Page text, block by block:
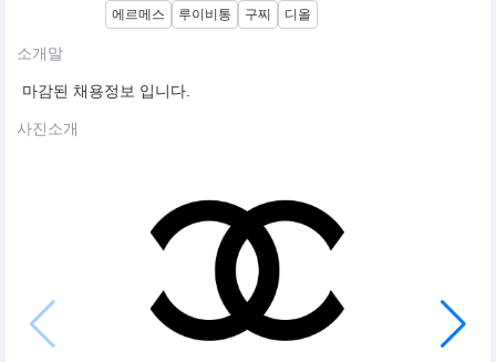
에르메스
루이비통 구찌 디올
소개말
마감된 채용정보 입니다.
사진소개